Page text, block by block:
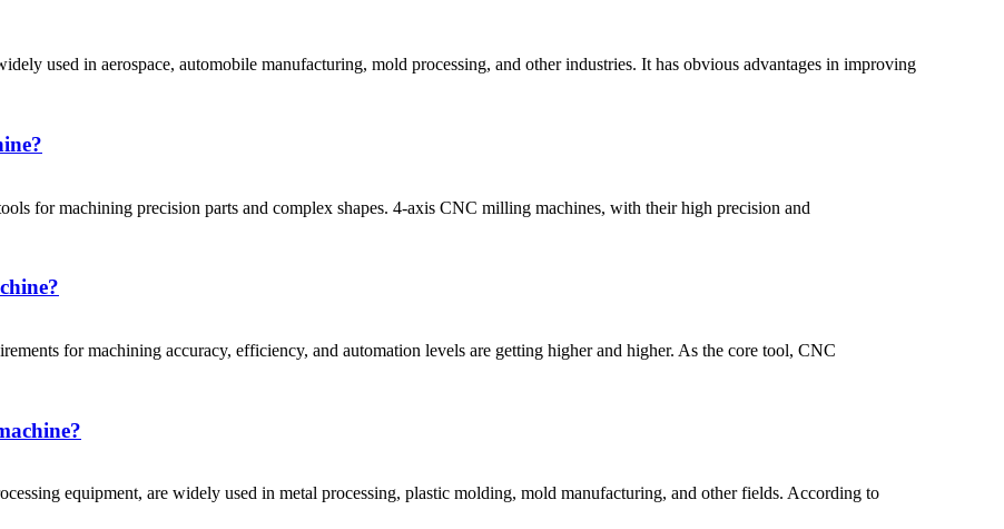
used in aerospace, automobile manufacturing, mold processing, and other industries. It has obvious advantages in improving
for machining precision parts and complex shapes. 4-axis CNC milling machines, with their high precision and
for machining accuracy, efficiency, and automation levels are getting higher and higher. As the core tool, CNC
equipment, are widely used in metal processing, plastic molding, mold manufacturing, and other fields. According to